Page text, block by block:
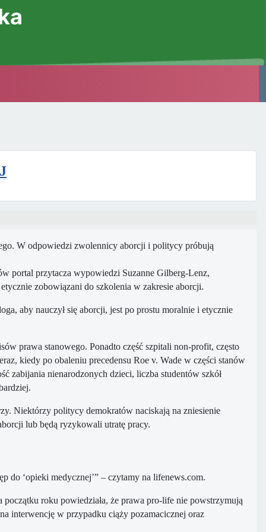
W odpowiedzi zwolennicy aborcji i politycy próbują
portal przytacza wypowiedzi Suzanne Gilberg-Lenz,
zobowiązani do szkolenia w zakresie aborcji.
aby nauczył się aborcji, jest po prostu moralnie i etycznie
prawa stanowego. Ponadto część szpitali non-profit, często
kiedy po obaleniu precedensu Roe v. Wade w części stanów
zabijania nienarodzonych dzieci, liczba studentów szkół
Niektórzy politycy demokratów naciskają na zniesienie
lub będą ryzykowali utratę pracy.
do ‘opieki medycznej’” – czytamy na lifenews.com.
roku powiedziała, że ​​prawa pro-life nie powstrzymują
interwencję w przypadku ciąży pozamacicznej oraz